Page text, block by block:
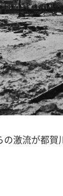
激流が都賀